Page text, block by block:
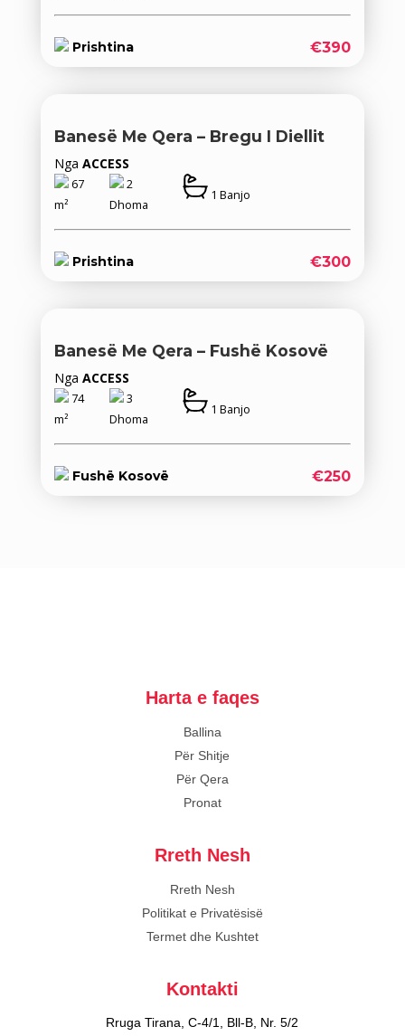
Prishtina €390
Banesë Me Qera – Bregu I Diellit
Nga ACCESS
67
m²
2
Dhoma
1 Banjo
Prishtina €300
Banesë Me Qera – Fushë Kosovë
Nga ACCESS
74
m²
3
Dhoma
1 Banjo
Fushë Kosovë €250
Harta e faqes
Ballina
Për Shitje
Për Qera
Pronat
Rreth Nesh
Rreth Nesh
Politikat e Privatësisë
Termet dhe Kushtet
Kontakti
Rruga Tirana, C-4/1, Bll-B, Nr. 5/2